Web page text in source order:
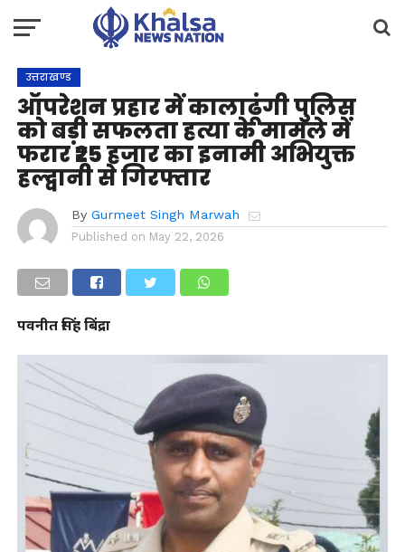
उत्तराखण्ड
ऑपरेशन प्रहार में कालाढूंगी पुलिस
को बड़ी सफलता हत्या के मामले में
फरार ₹25 हजार का इनामी अभियुक्त
हल्द्वानी से गिरफ्तार
By Gurmeet Singh Marwah
Published on May 22, 2026
पवनीत सिंह बिंद्रा